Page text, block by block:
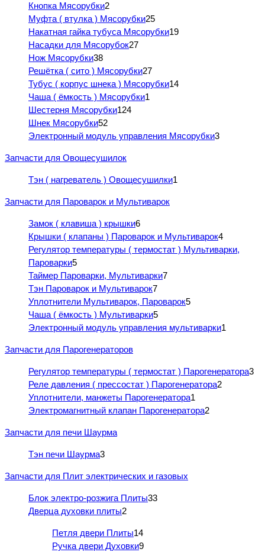
Кнопка Мясорубки2
Муфта ( втулка ) Мясорубки25
Накатная гайка тубуса Мясорубки19
Насадки для Мясорубок27
Нож Мясорубки38
Решётка ( сито ) Мясорубки27
Тубус ( корпус шнека ) Мясорубки14
Чаша ( ёмкость ) Мясорубки1
Шестерня Мясорубки124
Шнек Мясорубки52
Электронный модуль управления Мясорубки3
Запчасти для Овощесушилок
Тэн ( нагреватель ) Овощесушилки1
Запчасти для Пароварок и Мультиварок
Замок ( клавиша ) крышки6
Крышки ( клапаны ) Пароварок и Мультиварок4
Регулятор температуры ( термостат ) Мультиварки,
Пароварки5
Таймер Пароварки, Мультиварки7
Тэн Пароварок и Мультиварок7
Уплотнители Мультиварок, Пароварок5
Чаша ( ёмкость ) Мультиварки5
Электронный модуль управления мультиварки1
Запчасти для Парогенераторов
Регулятор температуры ( термостат ) Парогенератора3
Реле давления ( прессостат ) Парогенератора2
Уплотнители, манжеты Парогенератора1
Электромагнитный клапан Парогенератора2
Запчасти для печи Шаурма
Тэн печи Шаурма3
Запчасти для Плит электрических и газовых
Блок электро-розжига Плиты33
Дверца духовки плиты2
Петля двери Плиты14
Ручка двери Духовки9